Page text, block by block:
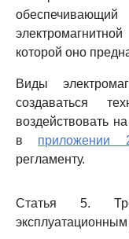
которой оно
Виды
создаваться
воздействовать
в приложении
регламенту.
Статья 5.